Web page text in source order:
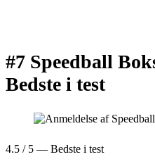
#7 Speedball
Bedste i test
4.5 / 5 — Bedste i test